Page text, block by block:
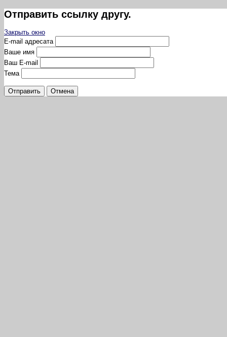
Отправить ссылку другу.
Закрыть окно
E-mail адресата
Ваше имя
Ваш E-mail
Тема
Отправить Отмена